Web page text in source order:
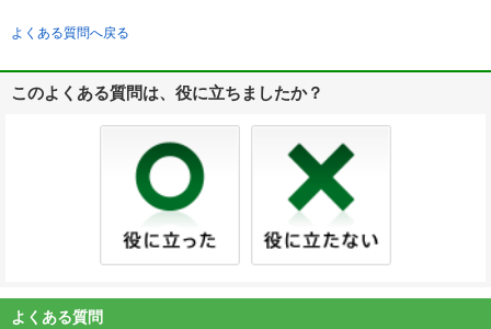
よくある質問へ戻る
このよくある質問は、役に立ちましたか？
よくある質問